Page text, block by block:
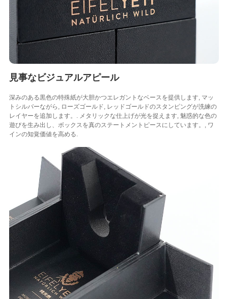
見事なビジュアルアピール
深みのある黒色の特殊紙が大胆かつエレガントなベースを提供します, マッ
トシルバーながら, ローズゴールド, レッドゴールドのスタンピングが洗練の
レイヤーを追加します。. メタリックな仕上げが光を捉えます, 魅惑的な色の
遊びを生み出し、ボックスを真のステートメントピースにしています。, ワ
インの知覚価値を高める.